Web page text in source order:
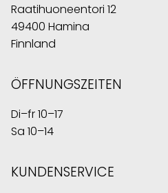
Raatihuoneentori 12
49400 Hamina
Finnland
ÖFFNUNGSZEITEN
Di–fr 10–17
Sa 10–14
KUNDENSERVICE